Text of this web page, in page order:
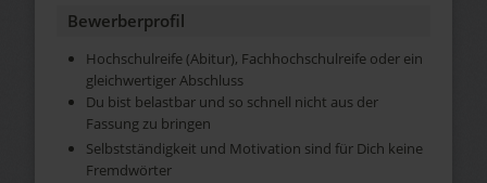
Bewerberprofil
Hochschulreife (Abitur), Fachhochschulreife oder ein
gleichwertiger Abschluss
Du bist belastbar und so schnell nicht aus der
Fassung zu bringen
Selbstständigkeit und Motivation sind für Dich keine
Fremdwörter